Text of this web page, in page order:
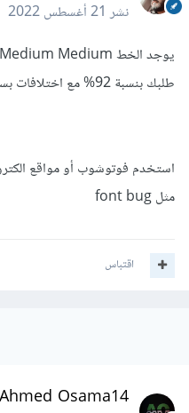
نشر21 أغسطس 2022
طلبك بنسبة 92% مع اختلافات بسيطة.
استخدم فوتوشوب أو مواقع
مثل font bug
اقتباس
Ahmed Osama14